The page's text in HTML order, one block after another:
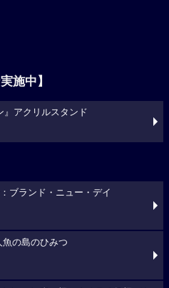
施中】
』アクリルスタンド
ブランド・ニュー・デイ
の島のひみつ